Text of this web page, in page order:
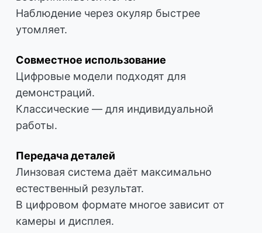
Наблюдение через окуляр быстрее
утомляет.
Совместное использование
Цифровые модели подходят для
демонстраций.
Классические — для индивидуальной
работы.
Передача деталей
Линзовая система даёт максимально
естественный результат.
В цифровом формате многое зависит от
камеры и дисплея.